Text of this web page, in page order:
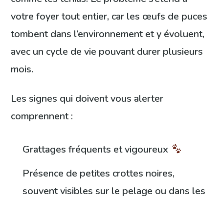
votre foyer tout entier, car les œufs de puces
tombent dans l’environnement et y évoluent,
avec un cycle de vie pouvant durer plusieurs
mois.
Les signes qui doivent vous alerter
comprennent :
Grattages fréquents et vigoureux
Présence de petites crottes noires,
souvent visibles sur le pelage ou dans les